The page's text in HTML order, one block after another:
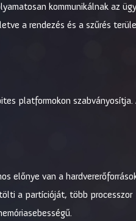
kommunikálnak az
a rendezés és a szűrés
platformokon szabványosítja.
előnye van a
a partícióját, több processzor